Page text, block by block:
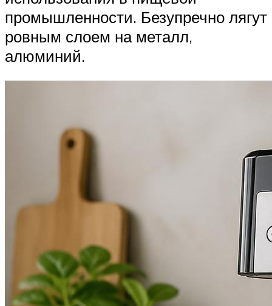
промышленности. Безупречно лягут
ровным слоем на металл,
алюминий.